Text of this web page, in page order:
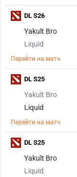
Yakult Bro
Liquid
Перейти на матч
DL S26
Yakult Bro
Liquid
Перейти на матч
DL S25
Yakult Bro
Liquid
DL S25